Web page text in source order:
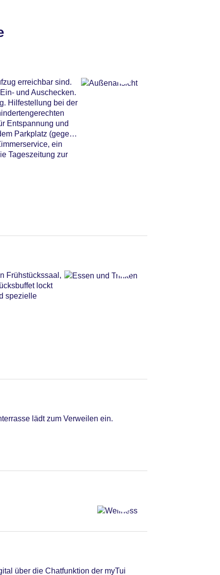
erreichbar sind.
und Auschecken.
Hilfestellung bei der
Entspannung und
Parkplatz (gegen
ein
Tageszeitung zur
Frühstückssaal,
lockt
spezielle
lädt zum Verweilen ein.
über die Chatfunktion der myTui